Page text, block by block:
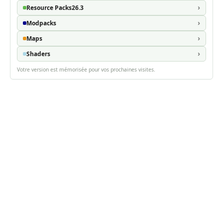
Resource Packs26.3
Modpacks
Maps
Shaders
Votre version est mémorisée pour vos prochaines visites.